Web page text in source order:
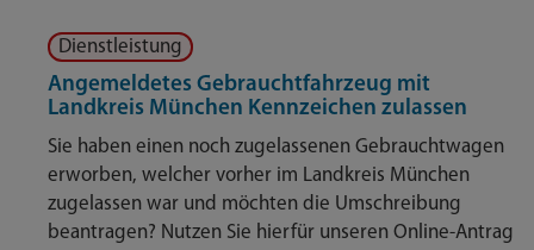
Dienstleistung
Angemeldetes Gebrauchtfahrzeug mit
Landkreis München Kennzeichen zulassen
Sie haben einen noch zugelassenen Gebrauchtwagen
erworben, welcher vorher im Landkreis München
zugelassen war und möchten die Umschreibung
beantragen? Nutzen Sie hierfür unseren Online-Antrag